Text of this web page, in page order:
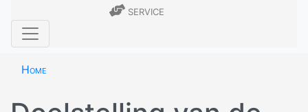
Service
Home